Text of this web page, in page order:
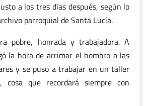
a los tres días después, según lo
parroquial de Santa Lucía.
pobre, honrada y trabajadora. A
la hora de arrimar el hombro a las
y se puso a trabajar en un taller
cosa que recordará siempre con